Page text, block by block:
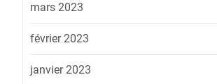
mars 2023
février 2023
janvier 2023